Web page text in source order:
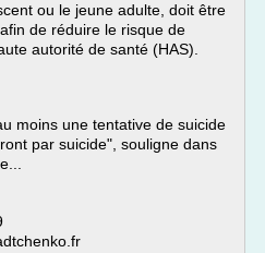
ou le jeune adulte, doit être
de réduire le risque de
autorité de santé (HAS).
moins une tentative de suicide
par suicide", souligne dans